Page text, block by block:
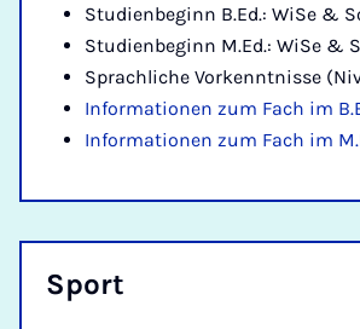
Studienbeginn B.Ed.: WiSe &
Studienbeginn M.Ed.: WiSe &
Sprachliche Vorkenntnisse
Informationen zum Fach im
Informationen zum Fach im
Sport